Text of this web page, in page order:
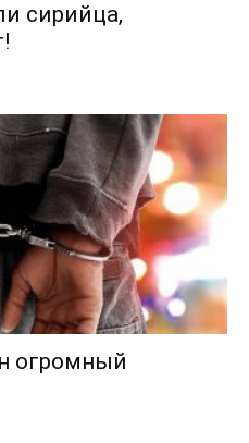
сирийца,
огромный